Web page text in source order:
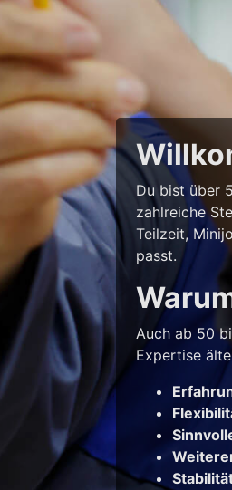
Du bist über
zahlreiche
Teilzeit,
passt.
Auch ab 50
Expertise